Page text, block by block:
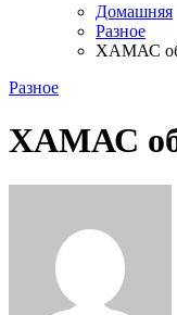
Домашняя
Разное
ХАМАС
Разное
ХАМАС